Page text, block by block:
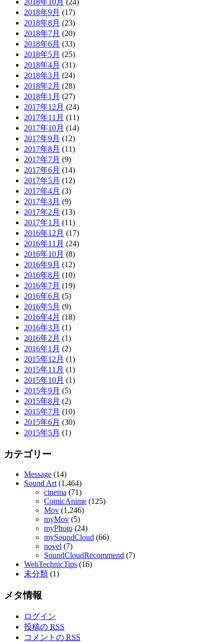
2018年9月 (17)
2018年8月 (23)
2018年7月 (20)
2018年6月 (33)
2018年5月 (25)
2018年4月 (31)
2018年3月 (24)
2018年2月 (28)
2018年1月 (27)
2017年12月 (24)
2017年11月 (11)
2017年10月 (14)
2017年9月 (12)
2017年8月 (11)
2017年7月 (9)
2017年6月 (14)
2017年5月 (12)
2017年4月 (3)
2017年3月 (9)
2017年2月 (13)
2017年1月 (11)
2016年12月 (17)
2016年11月 (24)
2016年10月 (8)
2016年9月 (12)
2016年8月 (10)
2016年7月 (19)
2016年6月 (5)
2016年5月 (9)
2016年4月 (18)
2016年3月 (1)
2016年2月 (1)
2016年1月 (2)
2015年12月 (1)
2015年11月 (1)
2015年10月 (1)
2015年9月 (5)
2015年8月 (2)
2015年7月 (10)
2015年6月 (30)
2015年5月 (1)
カテゴリー
Message (14)
Sound Art (1,464)
cinema (71)
ComicAnime (125)
Mov (1,246)
myMov (5)
myPhoto (24)
mySoundCloud (66)
novel (7)
SoundCloudRecommend (7)
WebTechnicTips (16)
未分類 (1)
メタ情報
ログイン
投稿の RSS
コメントの RSS